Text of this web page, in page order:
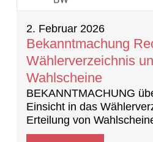
2. Februar 2026
Bekanntmachung
Wählerverzeichnis
Wahlscheine
BEKANNTMACHUNG
Einsicht in das
Erteilung von
Landtag am 8. März 2026